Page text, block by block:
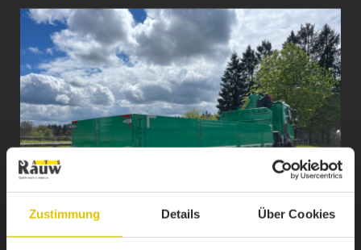
Zustimmung Details Über Cookies